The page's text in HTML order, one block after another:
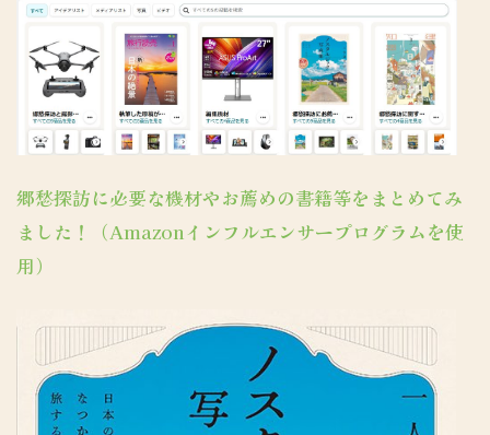
郷愁探訪に必要な機材やお薦めの書籍等をまとめてみ
ました！（Amazonインフルエンサープログラムを使
用）